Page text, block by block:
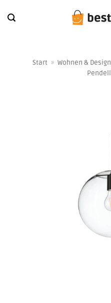
Inhalt
Start » Wohnen & Design